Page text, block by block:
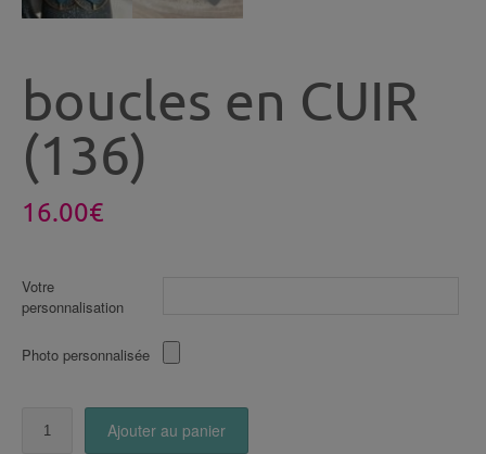
boucles en CUIR
(136)
16.00€
Votre
personnalisation
Photo personnalisée
Ajouter au panier